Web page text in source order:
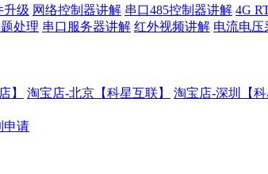
升级 网络控制器讲解 串口485控制器讲解 4G
处理 串口服务器讲解 红外视频讲解 电流电压
】
淘宝店-北京【科星互联】
淘宝店-深圳【科
申请